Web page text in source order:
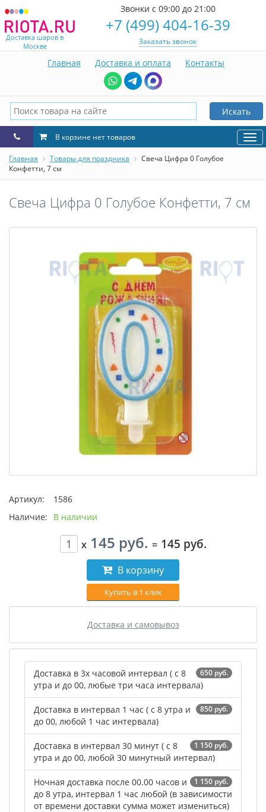
Доставка шаров в
Москве
Звонки с 09:00 до 21:00
+7 (499) 404-16-39
Заказать звонок
Главная Доставка и оплата Контакты
Искать
В корзине нет товаров
Главная Товары для праздника
Свеча Цифра 0 Голубое
Конфетти, 7 см
Свеча Цифра 0 Голубое Конфетти, 7 см
Артикул:
1586
Наличие:
В наличии
x 145 руб. = 145 руб.
В корзину
Купить в 1 клик
Доставка и самовывоз
650 руб.
Доставка в 3х часовой интервал ( с 8
утра и до 00, любые три часа интервала)
850 руб.
Доставка в интервал 1 час ( с 8 утра и
до 00, любой 1 час интервала)
1 150 руб.
Доставка в интервал 30 минут ( с 8
утра и до 00, любой 30 минутный интервал)
1 150 руб.
Ночная доставка после 00.00 часов и
до 8 утра, интервал 1 час любой (в зависимости
от времени доставки сумма может измениться)